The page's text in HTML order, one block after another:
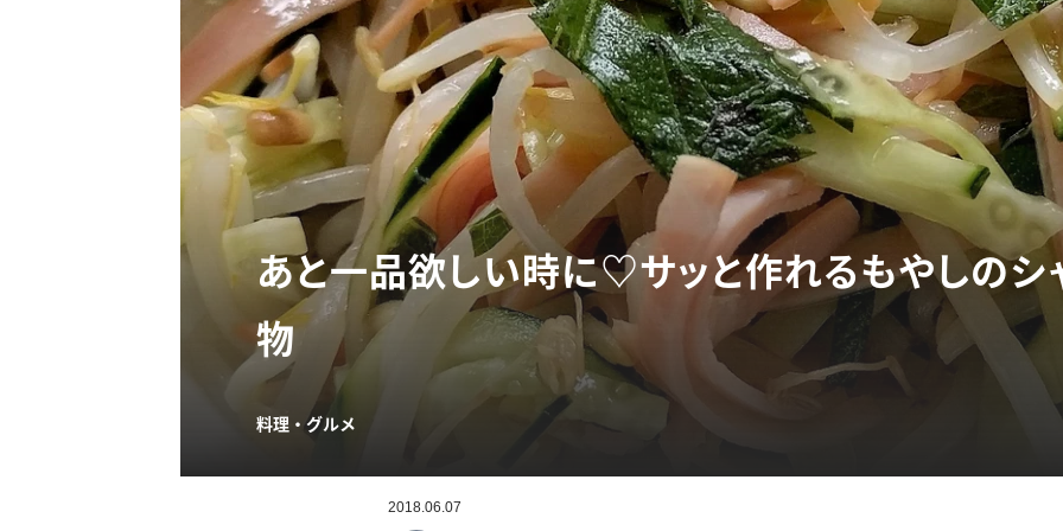
あと一品欲しい時に♡サッと作れるもやしのシ
物
料理・グルメ
2018.06.07